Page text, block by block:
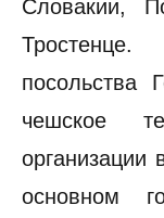
Словакии,
посольства
чешское
организации
основном